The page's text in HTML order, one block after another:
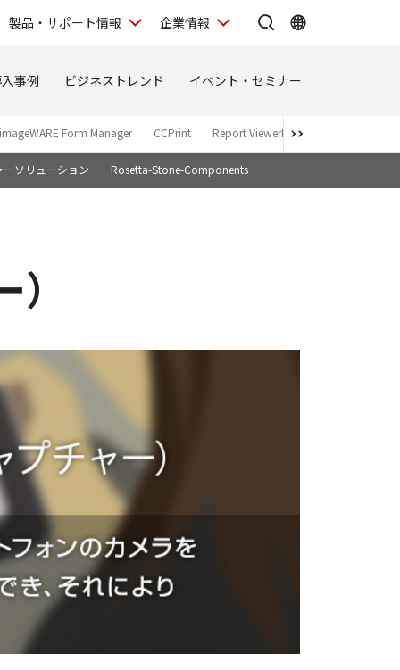
製品・サポート情報 企業情報
事例 ビジネストレンド イベント・セミナー
imageWARE Form Manager CCPrint Report ViewerII
ソリューション Rosetta-Stone-Components